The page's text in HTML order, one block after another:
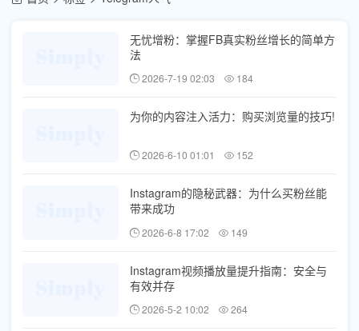
无忧增粉：掌握FB真实粉丝增长的简单方
法
2026-7-19 02:03 184
为你的内容注入活力：购买浏览量的技巧!
2026-6-10 01:01 152
Instagram的隐秘武器：为什么买粉丝能
带来成功
2026-6-8 17:02 149
Instagram视频播放量提升指南：安全与
有效并存
2026-5-2 10:02 264